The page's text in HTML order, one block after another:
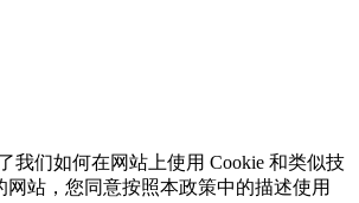
我们如何在网站上使用 Cookie 和类似技
站，您同意按照本政策中的描述使用